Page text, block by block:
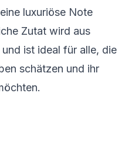
luxuriöse Note
Zutat wird aus
ist ideal für alle, die
schätzen und ihr